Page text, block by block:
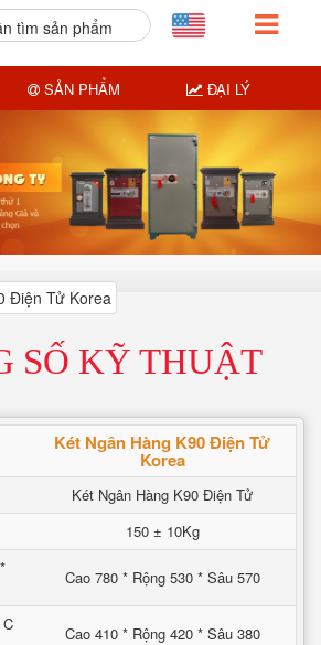
SỐ KỸ THUẬT
Két Ngân Hàng K90 Điện Tử
Korea
Két Ngân Hàng K90 Điện Tử
150 ± 10Kg
Cao 780 * Rộng 530 * Sâu 570
Cao 410 * Rộng 420 * Sâu 380
tìm sản phẩm
SẢN PHẨM ĐẠI LÝ